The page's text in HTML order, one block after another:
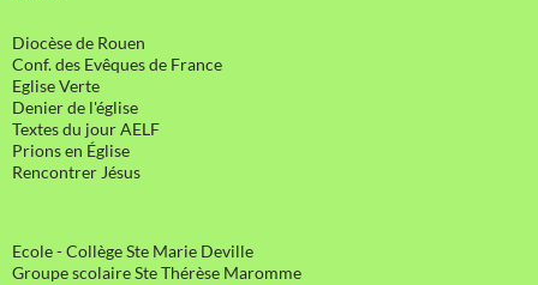
Diocèse de Rouen
Conf. des Evêques de France
Eglise Verte
Denier de l'église
Textes du jour AELF
Prions en Église
Rencontrer Jésus
Ecole - Collège Ste Marie Deville
Groupe scolaire Ste Thérèse Maromme